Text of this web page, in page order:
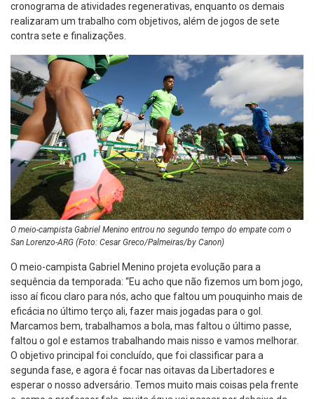
cronograma de atividades regenerativas, enquanto os demais
realizaram um trabalho com objetivos, além de jogos de sete
contra sete e finalizações.
O meio-campista Gabriel Menino entrou no segundo tempo do empate com o
San Lorenzo-ARG (Foto: Cesar Greco/Palmeiras/by Canon)
O meio-campista Gabriel Menino projeta evolução para a
sequência da temporada: “Eu acho que não fizemos um bom jogo,
isso aí ficou claro para nós, acho que faltou um pouquinho mais de
eficácia no último terço ali, fazer mais jogadas para o gol.
Marcamos bem, trabalhamos a bola, mas faltou o último passe,
faltou o gol e estamos trabalhando mais nisso e vamos melhorar.
O objetivo principal foi concluído, que foi classificar para a
segunda fase, e agora é focar nas oitavas da Libertadores e
esperar o nosso adversário. Temos muito mais coisas pela frente